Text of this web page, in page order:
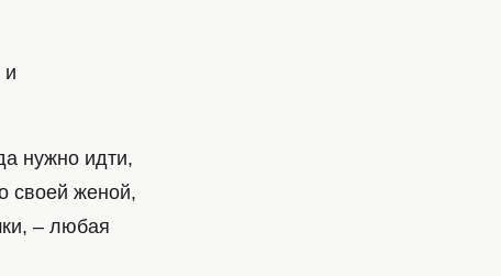
и
нужно идти,
своей женой,
– любая